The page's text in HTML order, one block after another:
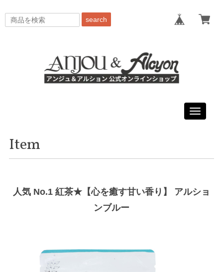
search
Toggle
Item
人気 No.1 紅茶★【心を癒す甘い香り】 アルショ
ンブルー